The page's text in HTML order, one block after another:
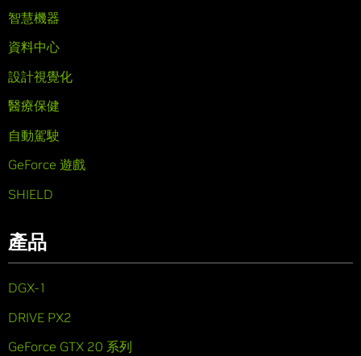
智慧機器
資料中心
設計視覺化
醫療保健
自動駕駛
GeForce 遊戲
SHIELD
產品
DGX-1
DRIVE PX2
GeForce GTX 20 系列